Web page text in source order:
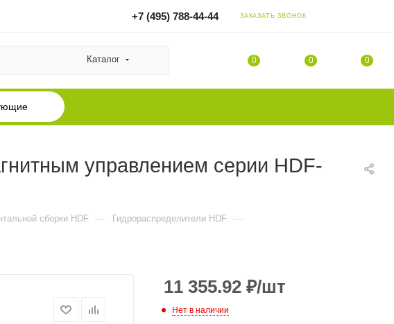
+7 (495) 788-44-44 ЗАКАЗАТЬ ЗВОНОК
Каталог 0 0 0
управлением серии HDF-
сборки HDF — Гидрораспределители HDF —
11 355.92 ₽/шт
Нет в наличии